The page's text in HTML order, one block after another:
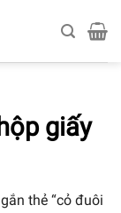
giấy
thẻ “cỏ đuôi